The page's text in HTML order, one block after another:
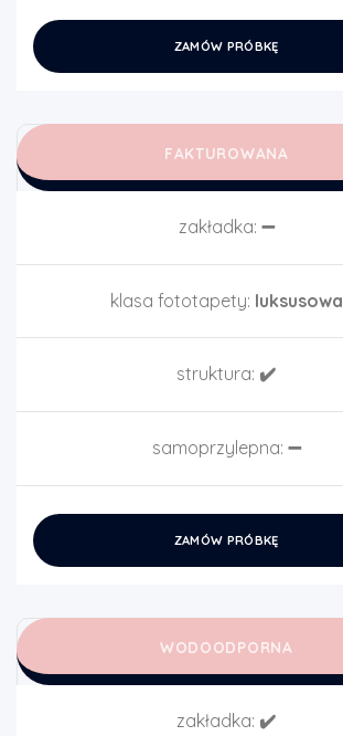
ZAMÓW PRÓBKĘ
FAKTUROWANA
zakładka: ➖
klasa fototapety: luksusowa
struktura: ✔️
samoprzylepna: ➖
ZAMÓW PRÓBKĘ
WODOODPORNA
zakładka: ✔️